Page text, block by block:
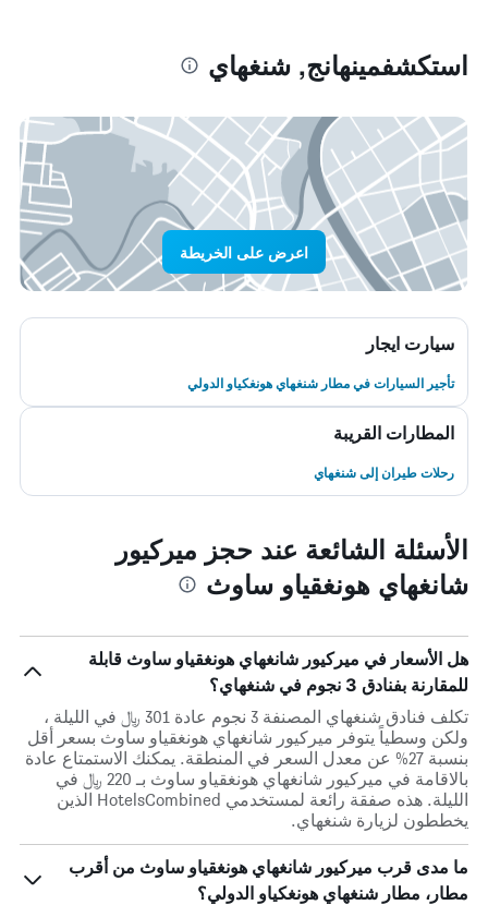
استكشفمينهانج, شنغهاي
اعرض على الخريطة
سيارت ايجار
تأجير السيارات في مطار شنغهاي هونغكياو الدولي
المطارات القريبة
رحلات طيران إلى شنغهاي
الأسئلة الشائعة عند حجز ميركيور
شانغهاي هونغقياو ساوث
هل الأسعار في ميركيور شانغهاي هونغقياو ساوث قابلة
للمقارنة بفنادق 3 نجوم في شنغهاي؟
تكلف فنادق شنغهاي المصنفة 3 نجوم عادة 301 ﷼ في الليلة ،
ولكن وسطياً يتوفر ميركيور شانغهاي هونغقياو ساوث بسعر أقل
بنسبة 27% عن معدل السعر في المنطقة. يمكنك الاستمتاع عادة
بالاقامة في ميركيور شانغهاي هونغقياو ساوث بـ 220 ﷼ في
الليلة. هذه صفقة رائعة لمستخدمي HotelsCombined الذين
يخططون لزيارة شنغهاي.
ما مدى قرب ميركيور شانغهاي هونغقياو ساوث من أقرب
مطار، مطار شنغهاي هونغكياو الدولي؟